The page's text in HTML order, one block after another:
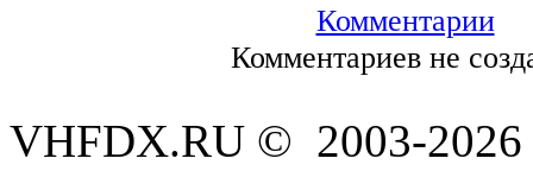
Комментарии
Комментариев не
VHFDX.RU © 2003-2026